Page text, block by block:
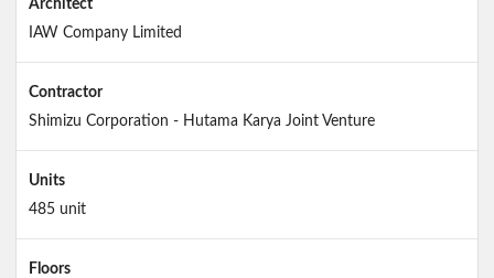
Architect
IAW Company Limited
Contractor
Shimizu Corporation - Hutama Karya Joint Venture
Units
485 unit
Floors